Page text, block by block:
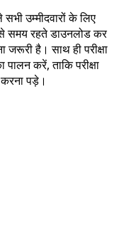
उम्मीदवारों के लिए
समय रहते डाउनलोड कर
है। साथ ही परीक्षा
पालन करें, ताकि परीक्षा
पड़े।